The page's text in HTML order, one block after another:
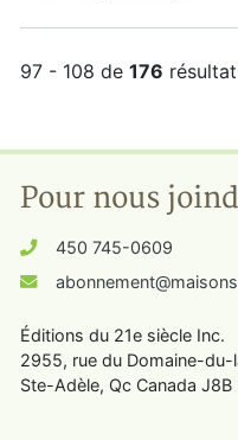
97 - 108 de 176
Pour nous
450 745-0609
Éditions du 21e siècle Inc.
2955, rue du Domaine-du-
Ste-Adèle, Qc Canada J8B